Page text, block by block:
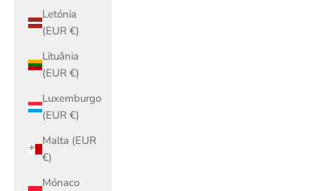
Letónia
(EUR €)
Lituânia
(EUR €)
Luxemburgo
(EUR €)
Malta (EUR
€)
Mónaco